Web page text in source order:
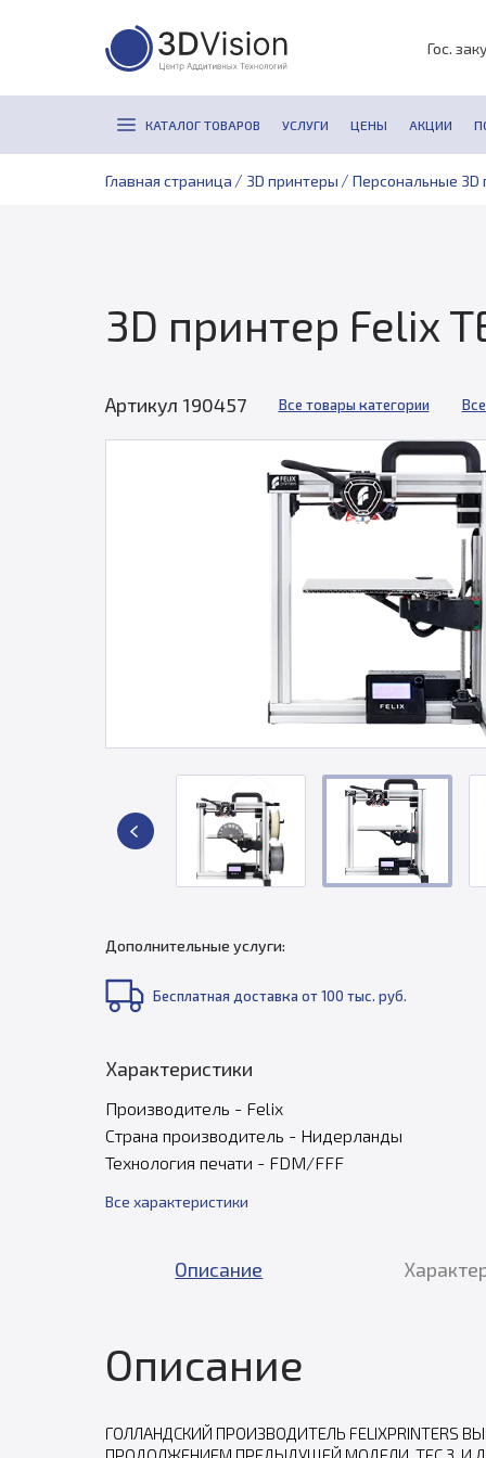
Гос.
КАТАЛОГ ТОВАРОВ УСЛУГИ ЦЕНЫ АКЦИИ
Главная страница / 3D принтеры / Персональные 3D
3D принтер Felix
Артикул 190457 Все товары категории
Дополнительные услуги:
Бесплатная доставка от 100 тыс. руб.
Характеристики
Производитель - Felix
Страна производитель - Нидерланды
Технология печати - FDM/FFF
Все характеристики
Описание
Описание
ГОЛЛАНДСКИЙ ПРОИЗВОДИТЕЛЬ FELIXPRINTERS